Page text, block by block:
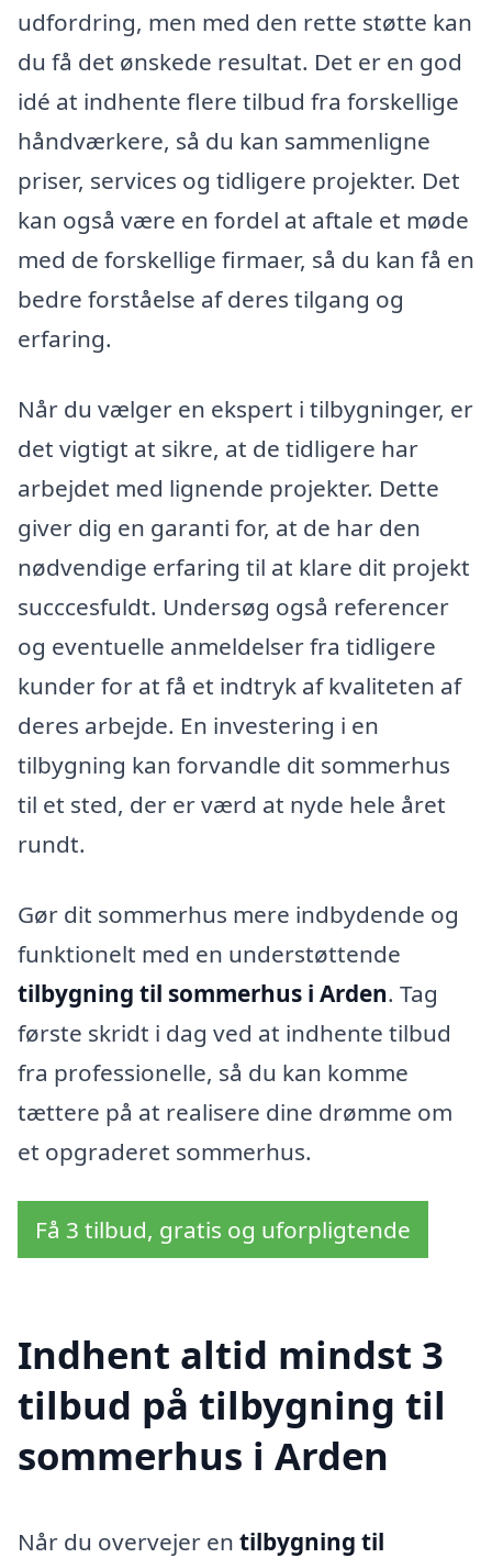
udfordring, men med den rette støtte kan
du få det ønskede resultat. Det er en god
idé at indhente flere tilbud fra forskellige
håndværkere, så du kan sammenligne
priser, services og tidligere projekter. Det
kan også være en fordel at aftale et møde
med de forskellige firmaer, så du kan få en
bedre forståelse af deres tilgang og
erfaring.
Når du vælger en ekspert i tilbygninger, er
det vigtigt at sikre, at de tidligere har
arbejdet med lignende projekter. Dette
giver dig en garanti for, at de har den
nødvendige erfaring til at klare dit projekt
succcesfuldt. Undersøg også referencer
og eventuelle anmeldelser fra tidligere
kunder for at få et indtryk af kvaliteten af
deres arbejde. En investering i en
tilbygning kan forvandle dit sommerhus
til et sted, der er værd at nyde hele året
rundt.
Gør dit sommerhus mere indbydende og
funktionelt med en understøttende
tilbygning til sommerhus i Arden. Tag
første skridt i dag ved at indhente tilbud
fra professionelle, så du kan komme
tættere på at realisere dine drømme om
et opgraderet sommerhus.
Få 3 tilbud, gratis og uforpligtende
Indhent altid mindst 3
tilbud på tilbygning til
sommerhus i Arden
Når du overvejer en tilbygning til